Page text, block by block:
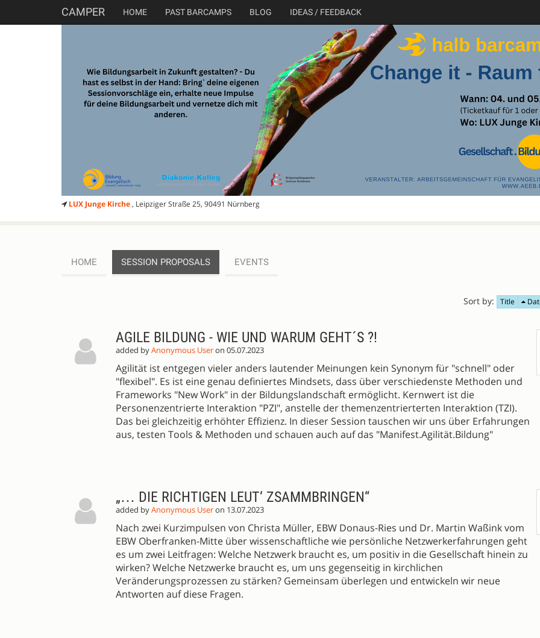
CAMPER HOME PAST BARCAMPS BLOG IDEAS / FEEDBACK
LUX Junge Kirche, Leipziger Straße 25, 90491 Nürnberg
HOME SESSION PROPOSALS EVENTS
Sort by: Title
AGILE BILDUNG - WIE UND WARUM GEHT´S ?!
added byAnonymous Useron 05.07.2023
Agilität ist entgegen vieler anders lautender Meinungen kein Synonym für "schnell" oder
"flexibel". Es ist eine genau definiertes Mindsets, dass über verschiedenste Methoden und
Frameworks "New Work" in der Bildungslandschaft ermöglicht. Kernwert ist die
Personenzentrierte Interaktion "PZI", anstelle der themenzentrierterten Interaktion (TZI).
Das bei gleichzeitig erhöhter Effizienz. In dieser Session tauschen wir uns über Erfahrungen
aus, testen Tools & Methoden und schauen auch auf das "Manifest.Agilität.Bildung"
„… DIE RICHTIGEN LEUT‘ ZSAMMBRINGEN“
added byAnonymous Useron 13.07.2023
Nach zwei Kurzimpulsen von Christa Müller, EBW Donaus-Ries und Dr. Martin Waßink vom
EBW Oberfranken-Mitte über wissenschaftliche wie persönliche Netzwerkerfahrungen geht
es um zwei Leitfragen: Welche Netzwerk braucht es, um positiv in die Gesellschaft hinein zu
wirken? Welche Netzwerke braucht es, um uns gegenseitig in kirchlichen
Veränderungsprozessen zu stärken? Gemeinsam überlegen und entwickeln wir neue
Antworten auf diese Fragen.